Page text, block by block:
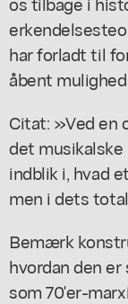
har forladt til
åbent
Citat: »Ved en
det
indblik i, hvad
men i dets
Bemærk
hvordan den
som 70'er-